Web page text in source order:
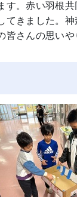
す。赤い羽根
てきました。
さんの思いや